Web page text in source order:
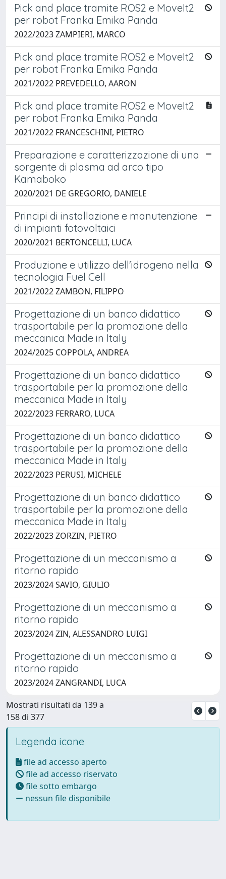
Pick and place tramite ROS2 e MoveIt2
per robot Franka Emika Panda
2022/2023 ZAMPIERI, MARCO
Pick and place tramite ROS2 e MoveIt2
per robot Franka Emika Panda
2021/2022 PREVEDELLO, AARON
Pick and place tramite ROS2 e MoveIt2
per robot Franka Emika Panda
2021/2022 FRANCESCHINI, PIETRO
Preparazione e caratterizzazione di una
sorgente di plasma ad arco tipo
Kamaboko
2020/2021 DE GREGORIO, DANIELE
Principi di installazione e manutenzione
di impianti fotovoltaici
2020/2021 BERTONCELLI, LUCA
Produzione e utilizzo dell'idrogeno nella
tecnologia Fuel Cell
2021/2022 ZAMBON, FILIPPO
Progettazione di un banco didattico
trasportabile per la promozione della
meccanica Made in Italy
2024/2025 COPPOLA, ANDREA
Progettazione di un banco didattico
trasportabile per la promozione della
meccanica Made in Italy
2022/2023 FERRARO, LUCA
Progettazione di un banco didattico
trasportabile per la promozione della
meccanica Made in Italy
2022/2023 PERUSI, MICHELE
Progettazione di un banco didattico
trasportabile per la promozione della
meccanica Made in Italy
2022/2023 ZORZIN, PIETRO
Progettazione di un meccanismo a
ritorno rapido
2023/2024 SAVIO, GIULIO
Progettazione di un meccanismo a
ritorno rapido
2023/2024 ZIN, ALESSANDRO LUIGI
Progettazione di un meccanismo a
ritorno rapido
2023/2024 ZANGRANDI, LUCA
Mostrati risultati da 139 a
158 di 377
Legenda icone
file ad accesso aperto
file ad accesso riservato
file sotto embargo
nessun file disponibile